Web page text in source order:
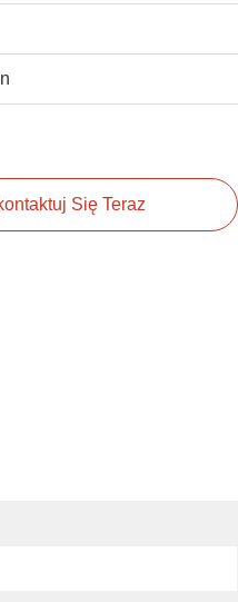
Się Teraz